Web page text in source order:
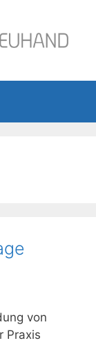
von
Praxis